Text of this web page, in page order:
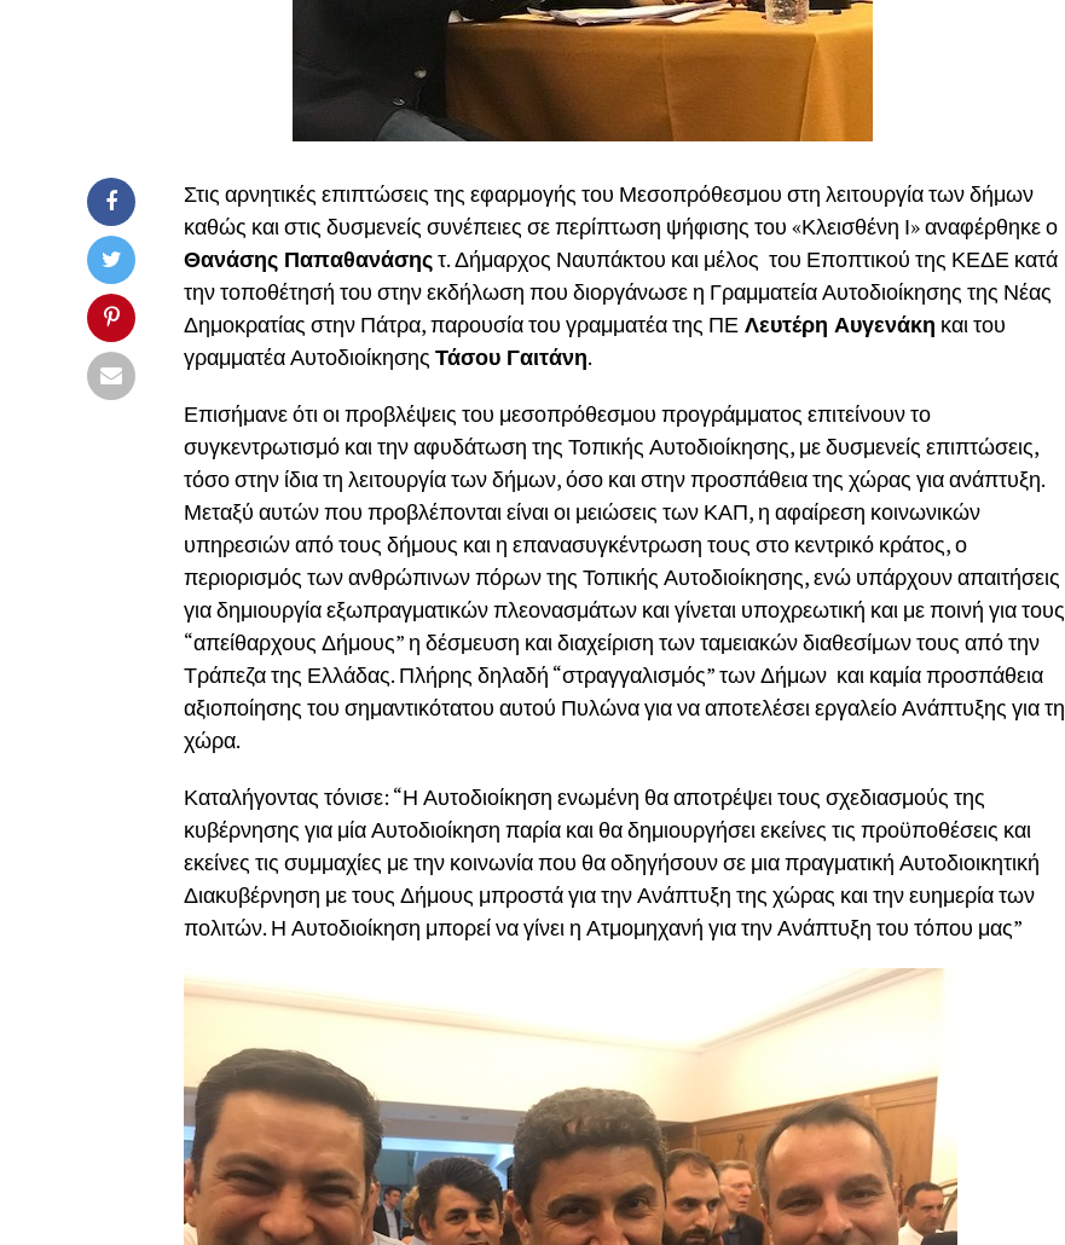
Στις αρνητικές επιπτώσεις της εφαρμογής του Μεσοπρόθεσμου στη λειτουργία των δήμων
καθώς και στις δυσμενείς συνέπειες σε περίπτωση ψήφισης του «Κλεισθένη Ι» αναφέρθηκε ο
Θανάσης Παπαθανάσηςτ. Δήμαρχος Ναυπάκτου και μέλος του Εποπτικού της ΚΕΔΕ κατά
την τοποθέτησή του στην εκδήλωση που διοργάνωσε η Γραμματεία Αυτοδιοίκησης της Νέας
Δημοκρατίας στην Πάτρα, παρουσία του γραμματέα της ΠΕ Λευτέρη Αυγενάκη και του
γραμματέα Αυτοδιοίκησης Τάσου Γαιτάνη.
Επισήμανε ότι οι προβλέψεις του μεσοπρόθεσμου προγράμματος επιτείνουν το
συγκεντρωτισμό και την αφυδάτωση της Τοπικής Αυτοδιοίκησης, με δυσμενείς επιπτώσεις,
τόσο στην ίδια τη λειτουργία των δήμων, όσο και στην προσπάθεια της χώρας για ανάπτυξη.
Μεταξύ αυτών που προβλέπονται είναι οι μειώσεις των ΚΑΠ, η αφαίρεση κοινωνικών
υπηρεσιών από τους δήμους και η επανασυγκέντρωση τους στο κεντρικό κράτος, ο
περιορισμός των ανθρώπινων πόρων της Τοπικής Αυτοδιοίκησης, ενώ υπάρχουν απαιτήσεις
για δημιουργία εξωπραγματικών πλεονασμάτων και γίνεται υποχρεωτική και με ποινή για τους
“απείθαρχους Δήμους” η δέσμευση και διαχείριση των ταμειακών διαθεσίμων τους από την
Τράπεζα της Ελλάδας. Πλήρης δηλαδή “στραγγαλισμός” των Δήμων και καμία προσπάθεια
αξιοποίησης του σημαντικότατου αυτού Πυλώνα για να αποτελέσει εργαλείο Ανάπτυξης για τη
χώρα.
Καταλήγοντας τόνισε: “Η Αυτοδιοίκηση ενωμένη θα αποτρέψει τους σχεδιασμούς της
κυβέρνησης για μία Αυτοδιοίκηση παρία και θα δημιουργήσει εκείνες τις προϋποθέσεις και
εκείνες τις συμμαχίες με την κοινωνία που θα οδηγήσουν σε μια πραγματική Αυτοδιοικητική
Διακυβέρνηση με τους Δήμους μπροστά για την Ανάπτυξη της χώρας και την ευημερία των
πολιτών. Η Αυτοδιοίκηση μπορεί να γίνει η Ατμομηχανή για την Ανάπτυξη του τόπου μας”